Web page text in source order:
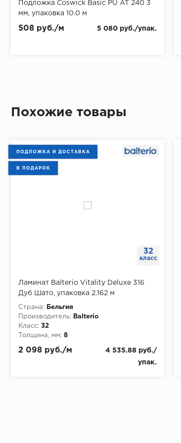
Подложка Coswick Basic PU AT 240 3
мм, упаковка 10.0 м
508 руб./м 5 080 руб./упак.
Похожие товары
32
класс
ПОДЛОЖКА И ДОСТАВКА
В ПОДАРОК
Ламинат Balterio Vitality Deluxe 316
Дуб Шато, упаковка 2.162 м
Страна:
Бельгия
Производитель:
Balterio
Класс: 32
Толщина, мм: 8
2 098 руб./м
4 535.88 руб./
упак.